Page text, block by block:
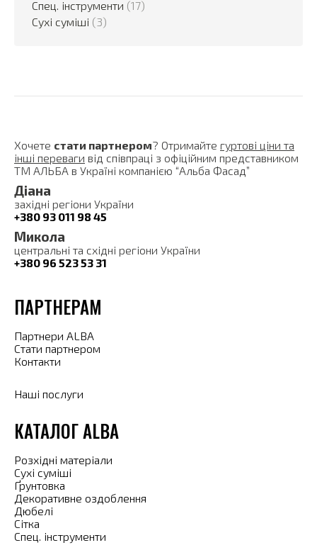
Спец. інструменти (17)
Сухі суміші (3)
Хочете стати партнером? Отримайте гуртові ціни та
інші переваги від співпраці з офіційним представником
ТМ АЛЬБА в Україні компанією “Альба Фасад”
Діана
західні регіони України
+380 93 011 98 45
Микола
центральні та східні регіони України
+380 96 523 53 31
ПАРТНЕРАМ
Партнери ALBA
Стати партнером
Контакти
Наші послуги
КАТАЛОГ ALBA
Розхідні матеріали
Сухі суміші
Ґрунтовка
Декоративне оздоблення
Дюбелі
Сітка
Спец. інструменти